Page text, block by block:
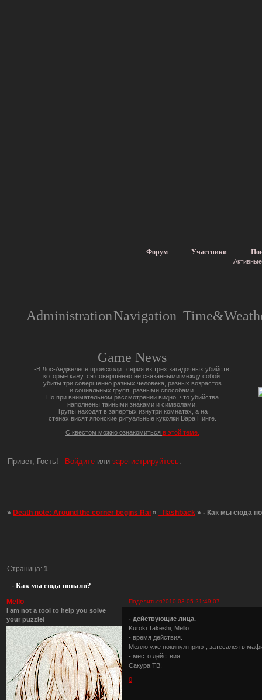
Форум Участники
AdministrationNavigation
Game News
-В Лос-Анджелесе происходит серия из трех загадочных убийств,
которые кажутся совершенно не связанными между собой:
убиты три совершенно разных человека, разных возрастов
и социальных групп, разными способами.
Но при внимательном рассмотрении видно, что убийства
наполнены тайными знаками и символами.
Трупы находят в запертых изнутри комнатах, а на
стенах висят японские ритуальные куколки Вара Нингё.
С квестом можно ознакомиться в этой теме.
Привет, Гость! Войдитеили зарегистрируйтесь.
»Death note: Around the corner begins Rai » _flashback »- Как мы сюда
- Как мы сюда попали?
Страница: 1
Поделиться2010-03-05 21:49:07
Mello
I am not a tool to help you solve
your puzzle!
- действующие лица.
Kuroki Takeshi, Mello
- время действия.
Мелло уже покинул приют, затесался в
- место действия.
Сакура ТВ.
0